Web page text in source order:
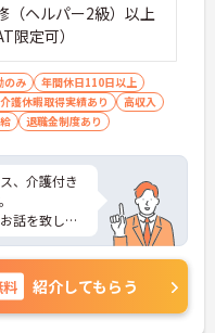
ヘルパー2級）以上
定可）
のみ
年間休日110日以上
護休暇取得実績あり
高収入
退職金制度あり
、介護付き
話を致しま
紹介してもらう